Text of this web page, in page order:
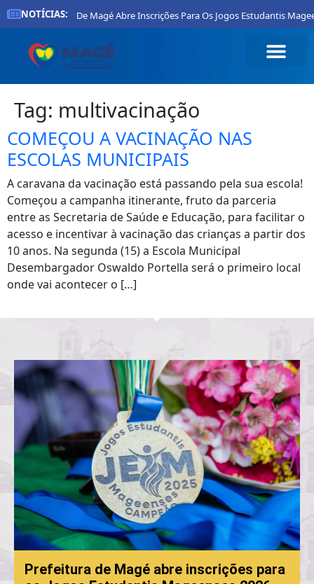
NOTÍCIAS:
Prefeitura De Magé Abre Inscrições Para Os Jogos Estudantis
Tag: multivacinação
COMEÇOU A VACINAÇÃO NAS
ESCOLAS MUNICIPAIS
A caravana da vacinação está passando pela sua escola!
Começou a campanha itinerante, fruto da parceria
entre as Secretaria de Saúde e Educação, para facilitar o
acesso e incentivar à vacinação das crianças a partir dos
10 anos. Na segunda (15) a Escola Municipal
Desembargador Oswaldo Portella será o primeiro local
onde vai acontecer o […]
Prefeitura de Magé abre inscrições para